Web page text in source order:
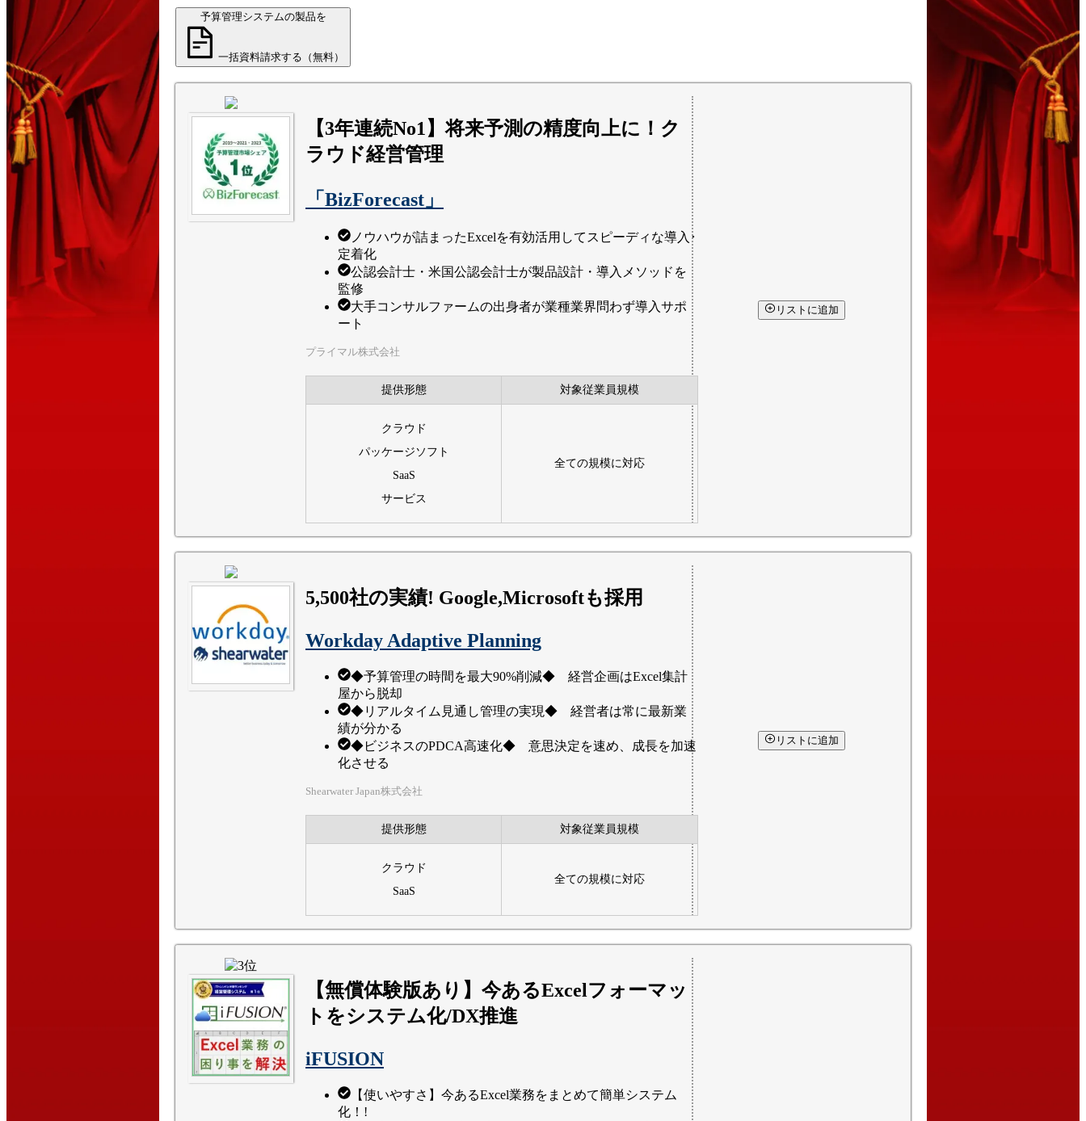
予算管理システムの製品を
一括資料請求する（無料）
【3年連続No1】将来予測の精度向上に！ク
ラウド経営管理
「BizForecast」
ノウハウが詰まったExcelを有効活用してスピーディな導入･
定着化
公認会計士・米国公認会計士が製品設計・導入メソッドを
監修
大手コンサルファームの出身者が業種業界問わず導入サポ
ート
プライマル株式会社
提供形態 対象従業員規模
クラウド
パッケージソフト
SaaS
サービス
全ての規模に対応
リストに追加
5,500社の実績! Google,Microsoftも採用
Workday Adaptive Planning
◆予算管理の時間を最大90%削減◆ 経営企画はExcel集計
屋から脱却
◆リアルタイム見通し管理の実現◆ 経営者は常に最新業
績が分かる
◆ビジネスのPDCA高速化◆ 意思決定を速め、成長を加速
化させる
Shearwater Japan株式会社
提供形態 対象従業員規模
クラウド
SaaS
全ての規模に対応
リストに追加
【無償体験版あり】今あるExcelフォーマッ
トをシステム化/DX推進
iFUSION
【使いやすさ】今あるExcel業務をまとめて簡単システム
化！!